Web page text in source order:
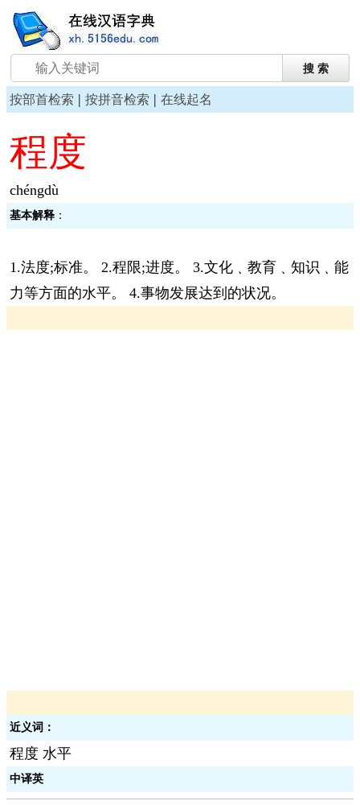
按部首检索 | 按拼音检索 | 在线起名
程度
chéngdù
基本解释 ：
1.法度;标准。 2.程限;进度。 3.文化﹑教育﹑知识﹑能
力等方面的水平。 4.事物发展达到的状况。
近义词：
程度 水平
中译英